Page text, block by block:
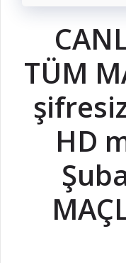
TÜM
HD